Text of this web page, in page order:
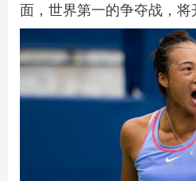
面，世界第一的争夺战，将